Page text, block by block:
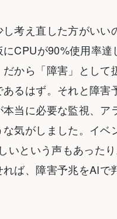
考え直した方がいい
CPUが90%使用率
から「障害」とし
るはず。それと障害
当に必要な監視、
気がしました。イ
いという声もあった
ば、障害予兆をAI